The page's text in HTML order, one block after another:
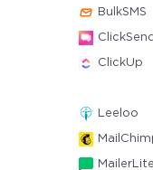
BulkSMS
ClickSend
ClickUp
Leeloo
MailerLite